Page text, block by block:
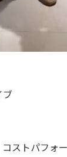
ブ
ストパフォ